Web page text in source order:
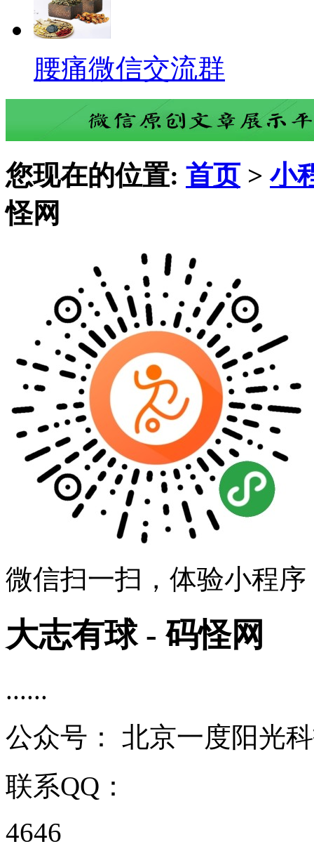
腰痛微信交流群
您现在的位置: 首页 >小
怪网
微信扫一扫，体验小程序
大志有球 - 码怪网
......
公众号： 北京一度阳光
联系QQ：
4646